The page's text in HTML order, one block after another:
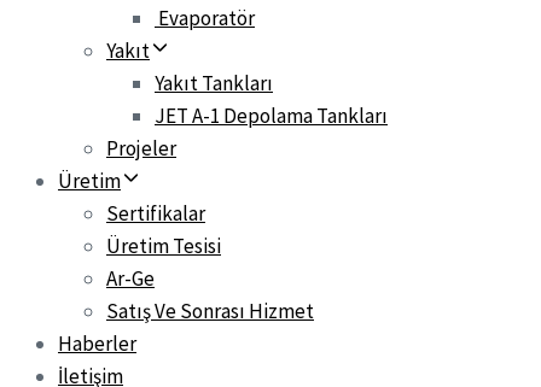
Evaporatör
Yakıt
Yakıt Tankları
JET A-1 Depolama Tankları
Projeler
Üretim
Sertifikalar
Üretim Tesisi
Ar-Ge
Satış Ve Sonrası Hizmet
Haberler
İletişim